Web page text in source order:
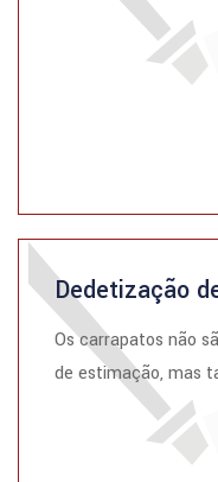
Dedetização
Os carrapatos não
de estimação, mas